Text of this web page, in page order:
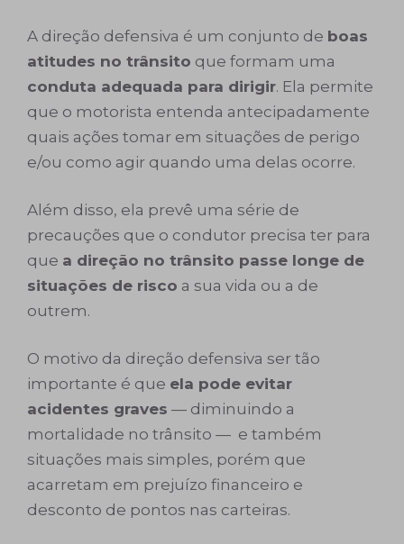
A direção defensiva é um conjunto de boas
atitudes no trânsito que formam uma
conduta adequada para dirigir. Ela permite
que o motorista entenda antecipadamente
quais ações tomar em situações de perigo
e/ou como agir quando uma delas ocorre.
Além disso, ela prevê uma série de
precauções que o condutor precisa ter para
que a direção no trânsito passe longe de
situações de risco a sua vida ou a de
outrem.
O motivo da direção defensiva ser tão
importante é que ela pode evitar
acidentes graves — diminuindo a
mortalidade no trânsito — e também
situações mais simples, porém que
acarretam em prejuízo financeiro e
desconto de pontos nas carteiras.